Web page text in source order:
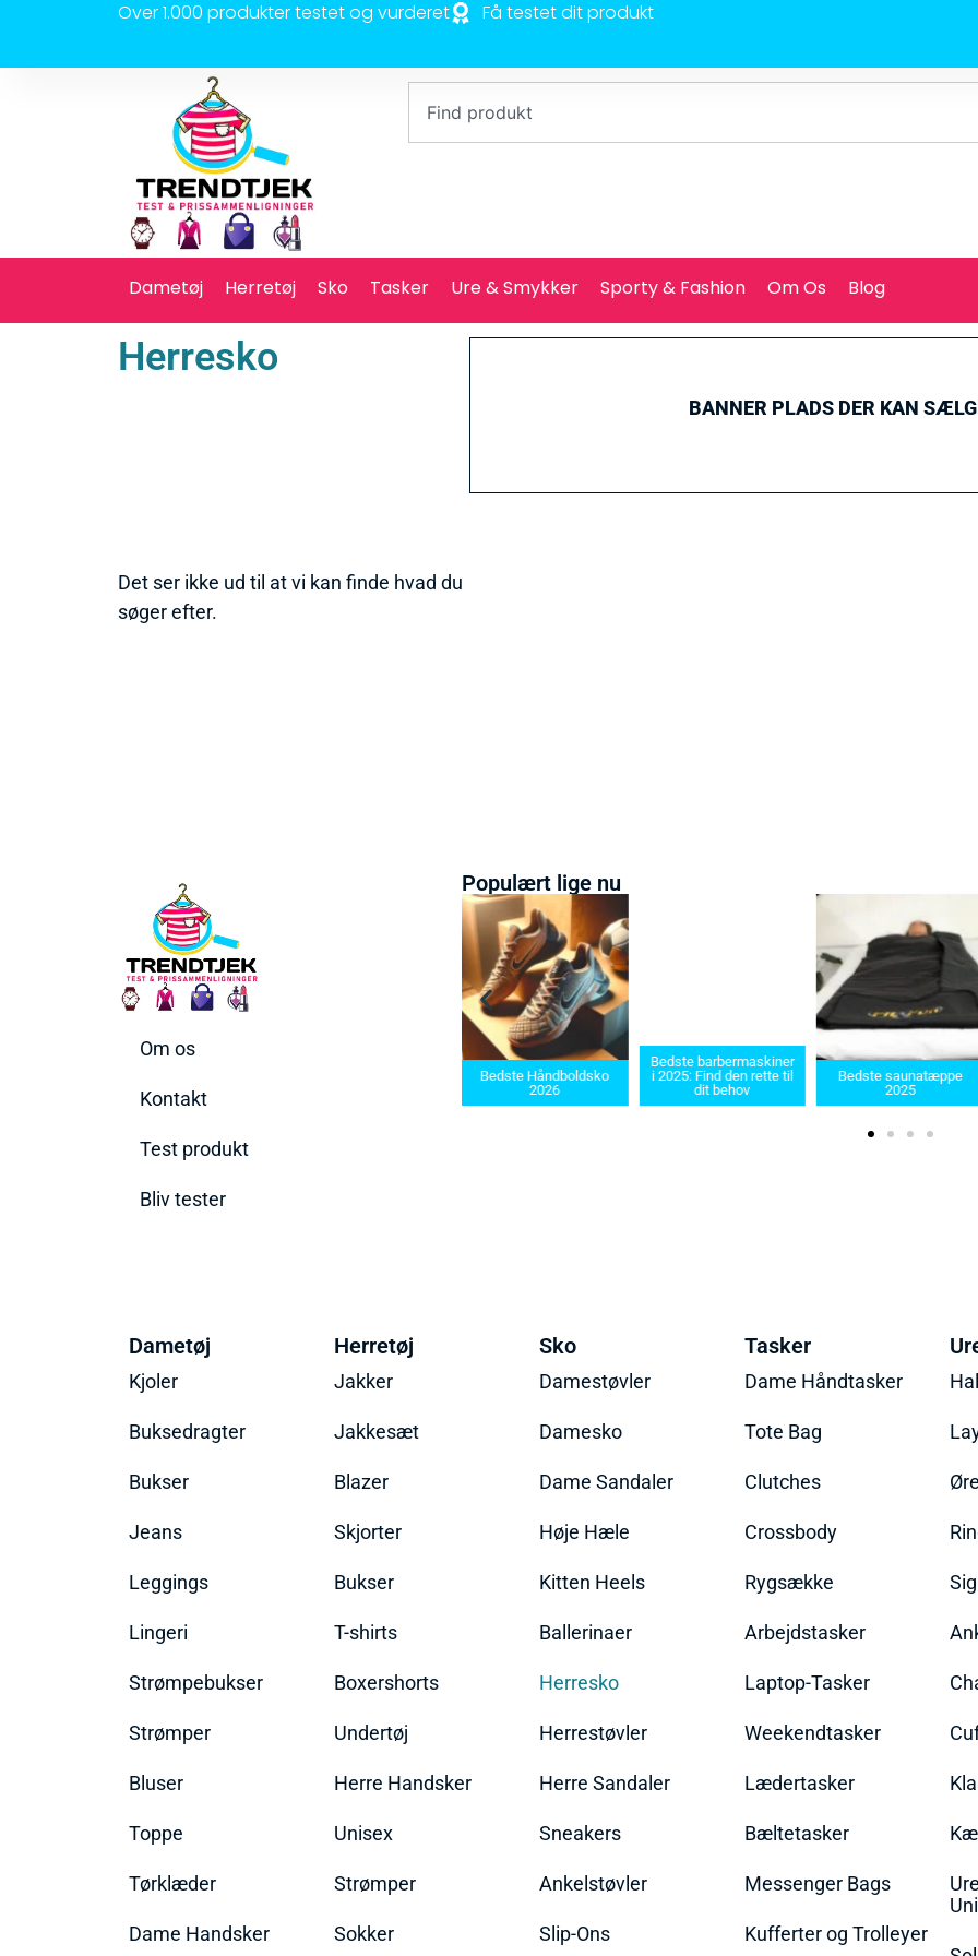
Over 1.000 produkter testet og vurderet Få testet dit produkt
Dametøj Herretøj Sko Tasker Ure & Smykker Sporty & Fashion Om Os Blog
Herresko
BANNER PLADS DER KAN
Det ser ikke ud til at vi kan finde hvad du
søger efter.
Om os
Kontakt
Test produkt
Bliv tester
Populært lige nu
2025
Bedste Håndboldsko
2026
Bedste barbermaskiner
i 2025: Find den rette til
dit behov
Bedste saunatæppe
2025
Dametøj
Kjoler
Buksedragter
Bukser
Jeans
Leggings
Lingeri
Strømpebukser
Strømper
Bluser
Toppe
Tørklæder
Dame Handsker
Herretøj
Jakker
Jakkesæt
Blazer
Skjorter
Bukser
T-shirts
Boxershorts
Undertøj
Herre Handsker
Unisex
Strømper
Sokker
Sko
Damestøvler
Damesko
Dame Sandaler
Høje Hæle
Kitten Heels
Ballerinaer
Herresko
Herrestøvler
Herre Sandaler
Sneakers
Ankelstøvler
Slip-Ons
Tasker
Dame Håndtasker
Tote Bag
Clutches
Crossbody
Rygsække
Arbejdstasker
Laptop-Tasker
Weekendtasker
Lædertasker
Bæltetasker
Messenger Bags
Kufferter og Trolleyer